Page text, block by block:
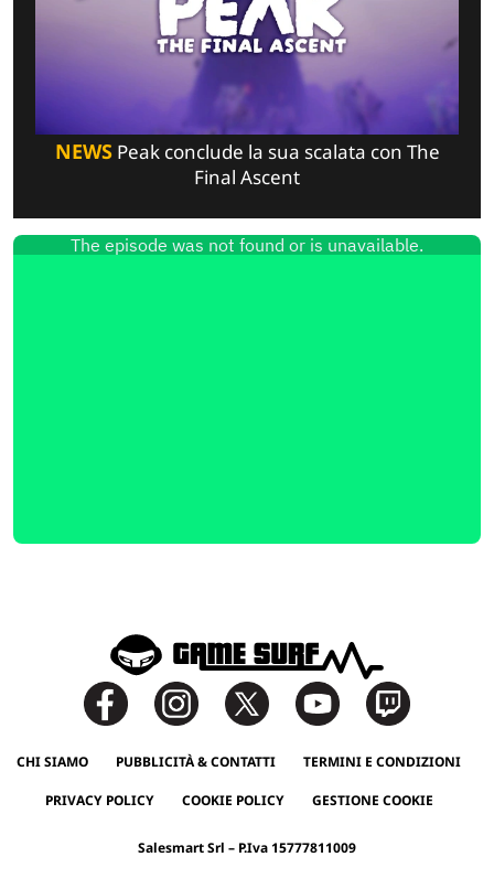
NEWSPeak conclude la sua scalata con The
Final Ascent
CHI SIAMO PUBBLICITÀ & CONTATTI TERMINI E CONDIZIONI
PRIVACY POLICY COOKIE POLICY GESTIONE COOKIE
Salesmart Srl – P.Iva 15777811009